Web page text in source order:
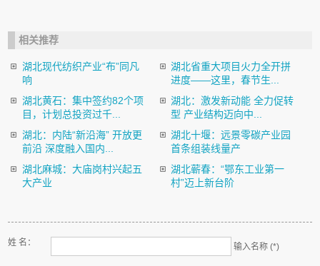
相关推荐
湖北现代纺织产业“布”同凡
响
湖北省重大项目火力全开拼
进度——这里，春节生...
湖北黄石：集中签约82个项
目，计划总投资过千...
湖北：激发新动能 全力促转
型 产业结构迈向中...
湖北：内陆“新沿海” 开放更
前沿 深度融入国内...
湖北十堰：远景零碳产业园
首条组装线量产
湖北麻城：大庙岗村兴起五
大产业
湖北蕲春：“鄂东工业第一
村”迈上新台阶
姓 名： 输入名称 (*)